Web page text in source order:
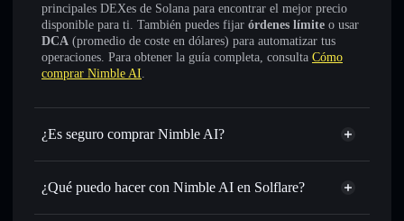
principales DEXes de Solana para encontrar el mejor precio
disponible para ti. También puedes fijar órdenes límite o usar
DCA (promedio de coste en dólares) para automatizar tus
operaciones. Para obtener la guía completa, consulta Cómo
comprar Nimble AI.
¿Es seguro comprar Nimble AI?
Nimble AI no está verificado
¿Qué puedo hacer con Nimble AI en Solflare?
Nimble AI
cartera de Solflare